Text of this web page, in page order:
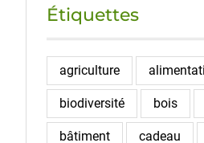
Étiquettes
agriculture
biodiversité bois
bâtiment cadeau